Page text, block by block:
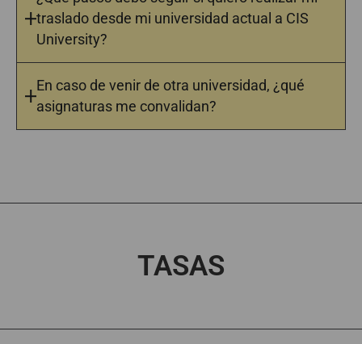
traslado desde mi universidad actual a CIS
University?
En caso de venir de otra universidad, ¿qué
asignaturas me convalidan?
TASAS